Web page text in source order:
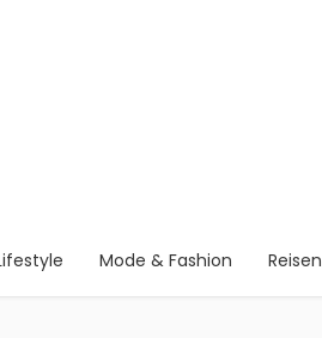
Mode & Fashion Reisen